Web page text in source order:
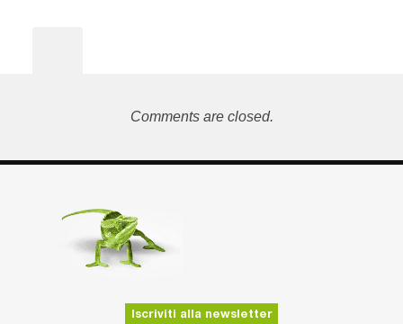
Comments are closed.
Iscriviti alla newsletter